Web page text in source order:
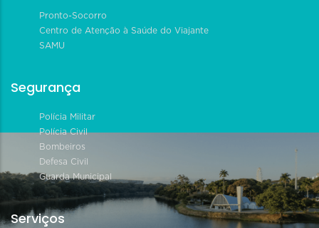
Pronto-Socorro
Centro de Atenção à Saúde do Viajante
SAMU
Segurança
Polícia Militar
Polícia Civil
Bombeiros
Defesa Civil
Guarda Municipal
Serviços